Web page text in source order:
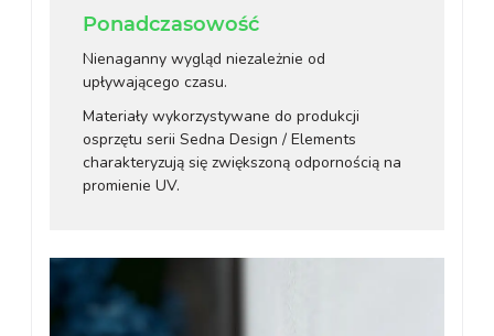
Ponadczasowość
Nienaganny wygląd niezależnie od
upływającego czasu.
Materiały wykorzystywane do produkcji
osprzętu serii Sedna Design / Elements
charakteryzują się zwiększoną odpornością na
promienie UV.